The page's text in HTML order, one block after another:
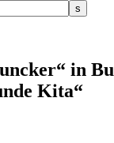
in
Kita“